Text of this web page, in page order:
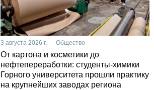
3 августа 2026 г. — Общество
От картона и косметики до
нефтепереработки: студенты-химики
Горного университета прошли практику
на крупнейших заводах региона